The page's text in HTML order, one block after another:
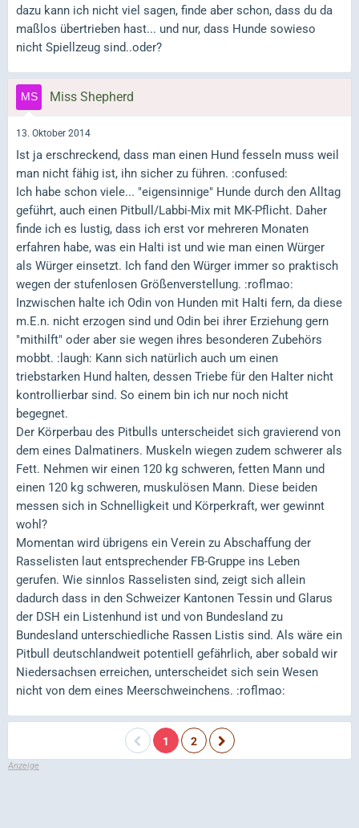
dazu kann ich nicht viel sagen, finde aber schon, dass du da
maßlos übertrieben hast... und nur, dass Hunde sowieso
nicht Spiellzeug sind..oder?
Miss Shepherd
13. Oktober 2014
Ist ja erschreckend, dass man einen Hund fesseln muss weil
man nicht fähig ist, ihn sicher zu führen. :confused:
Ich habe schon viele... "eigensinnige" Hunde durch den Alltag
geführt, auch einen Pitbull/Labbi-Mix mit MK-Pflicht. Daher
finde ich es lustig, dass ich erst vor mehreren Monaten
erfahren habe, was ein Halti ist und wie man einen Würger
als Würger einsetzt. Ich fand den Würger immer so praktisch
wegen der stufenlosen Größenverstellung. :roflmao:
Inzwischen halte ich Odin von Hunden mit Halti fern, da diese
m.E.n. nicht erzogen sind und Odin bei ihrer Erziehung gern
"mithilft" oder aber sie wegen ihres besonderen Zubehörs
mobbt. :laugh: Kann sich natürlich auch um einen
triebstarken Hund halten, dessen Triebe für den Halter nicht
kontrollierbar sind. So einem bin ich nur noch nicht
begegnet.
Der Körperbau des Pitbulls unterscheidet sich gravierend von
dem eines Dalmatiners. Muskeln wiegen zudem schwerer als
Fett. Nehmen wir einen 120 kg schweren, fetten Mann und
einen 120 kg schweren, muskulösen Mann. Diese beiden
messen sich in Schnelligkeit und Körperkraft, wer gewinnt
wohl?
Momentan wird übrigens ein Verein zu Abschaffung der
Rasselisten laut entsprechender FB-Gruppe ins Leben
gerufen. Wie sinnlos Rasselisten sind, zeigt sich allein
dadurch dass in den Schweizer Kantonen Tessin und Glarus
der DSH ein Listenhund ist und von Bundesland zu
Bundesland unterschiedliche Rassen Listis sind. Als wäre ein
Pitbull deutschlandweit potentiell gefährlich, aber sobald wir
Niedersachsen erreichen, unterscheidet sich sein Wesen
nicht von dem eines Meerschweinchens. :roflmao:
1 2